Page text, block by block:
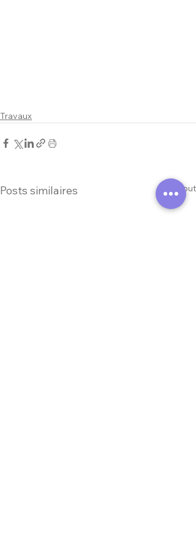
Travaux
Posts similaires Voir tout